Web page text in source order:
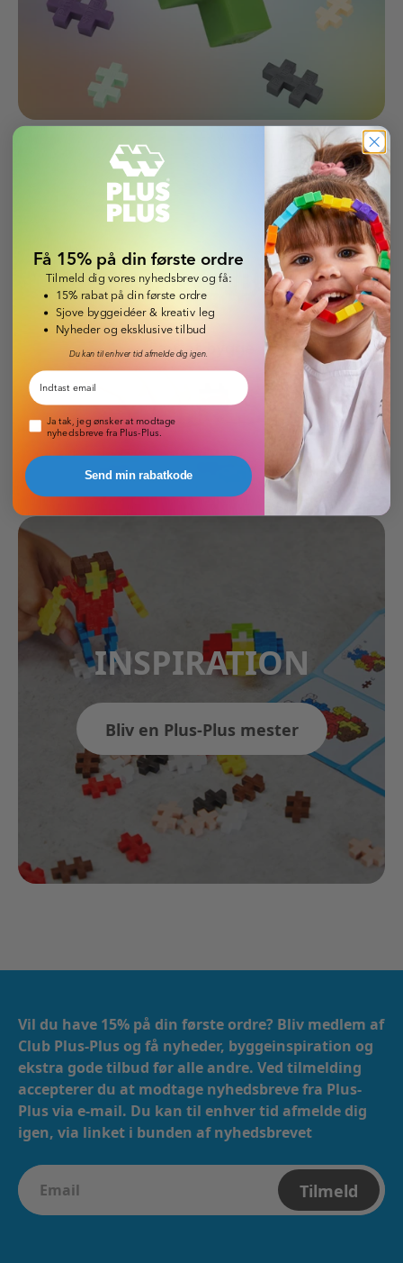
LEARN TO BUILD
Lær at bygge
INSPIRATION
Bliv en Plus-Plus mester
Vil du have 15% på din første ordre? Bliv medlem af
Club Plus-Plus og få nyheder, byggeinspiration og
ekstra gode tilbud før alle andre. Ved tilmelding
accepterer du at modtage nyhedsbreve fra Plus-
Plus via e-mail. ​​ Du kan til enhver tid afmelde dig
igen, via linket i bunden af nyhedsbrevet
Tilmeld
Få 15% på din første ordre
Tilmeld dig vores nyhedsbrev og få:
15% rabat på din første ordre
Sjove byggeidéer & kreativ leg
Nyheder og eksklusive tilbud
Du kan til enhver tid afmelde dig igen.
Email
Pop-up nyhedsbrev
Ja tak, jeg ønsker at modtage
nyhedsbreve fra Plus-Plus.
Send min rabatkode